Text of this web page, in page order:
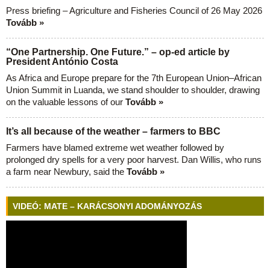
Press briefing – Agriculture and Fisheries Council of 26 May 2026
Tovább »
“One Partnership. One Future.” – op-ed article by
President António Costa
As Africa and Europe prepare for the 7th European Union–African
Union Summit in Luanda, we stand shoulder to shoulder, drawing
on the valuable lessons of our Tovább »
It’s all because of the weather – farmers to BBC
Farmers have blamed extreme wet weather followed by
prolonged dry spells for a very poor harvest. Dan Willis, who runs
a farm near Newbury, said the Tovább »
VIDEÓ: MATE – KARÁCSONYI ADOMÁNYOZÁS